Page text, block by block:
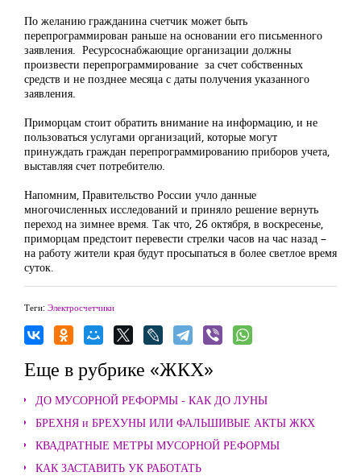
По желанию гражданина счетчик может быть
перепрограммирован раньше на основании его письменного
заявления. Ресурсоснабжающие организации должны
произвести перепрограммирование за счет собственных
средств и не позднее месяца с даты получения указанного
заявления.
Приморцам стоит обратить внимание на информацию, и не
пользоваться услугами организаций, которые могут
принуждать граждан перепрограммированию приборов учета,
выставляя счет потребителю.
Напомним, Правительство России учло данные
многочисленных исследований и приняло решение вернуть
переход на зимнее время. Так что, 26 октября, в воскресенье,
приморцам предстоит перевести стрелки часов на час назад –
на работу жители края будут просыпаться в более светлое время
суток.
Теги: Электросчетчики
Еще в рубрике «ЖКХ»
ДО МУСОРНОЙ РЕФОРМЫ - КАК ДО ЛУНЫ
БРЕХНЯ и БРЕХУНЫ ИЛИ ФАЛЬШИВЫЕ АКТЫ ЖКХ
КВАДРАТНЫЕ МЕТРЫ МУСОРНОЙ РЕФОРМЫ
КАК ЗАСТАВИТЬ УК РАБОТАТЬ